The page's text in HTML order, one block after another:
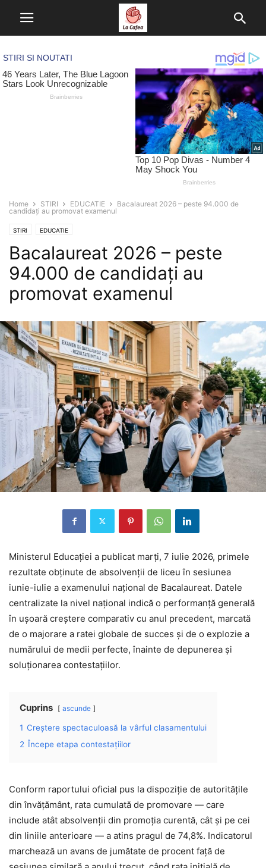
Home STIRI EDUCATIE
Bacalaureat 2026 – peste 94.000 de
candidați au promovat examenul
STIRI EDUCATIE
Bacalaureat 2026 – peste
94.000 de candidați au
promovat examenul
Ministerul Educației a publicat marți, 7 iulie 2026, primele
rezultate obținute de absolvenții de liceu în sesiunea
iunie-iulie a examenului național de Bacalaureat. Datele
centralizate la nivel național indică o performanță generală
în ușoară creștere comparativ cu anul precedent, marcată
de o majorare a ratei globale de succes și de o explozie a
numărului de medii perfecte, înainte de depunerea și
soluționarea contestațiilor.
Cuprins ascunde
1 Creștere spectaculoasă la vârful clasamentului
2 Începe etapa contestațiilor
Conform raportului oficial pus la dispoziție de autoritățile
din învățământ, rata cumulată de promovare — care
include atât absolvenții din promoția curentă, cât și pe cei
din liniile anterioare — a atins pragul de 74,8%. Indicatorul
marchează un avans de jumătate de procent față de